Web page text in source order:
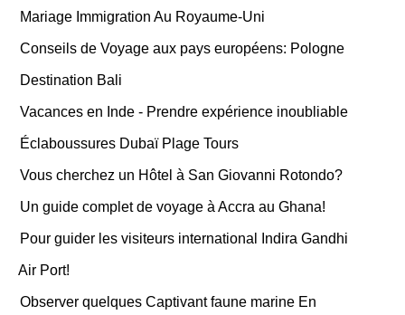
Mariage Immigration Au Royaume-Uni
Conseils de Voyage aux pays européens: Pologne
Destination Bali
Vacances en Inde - Prendre expérience inoubliable
Éclaboussures Dubaï Plage Tours
Vous cherchez un Hôtel à San Giovanni Rotondo?
Un guide complet de voyage à Accra au Ghana!
Pour guider les visiteurs international Indira Gandhi
Air Port!
Observer quelques Captivant faune marine En